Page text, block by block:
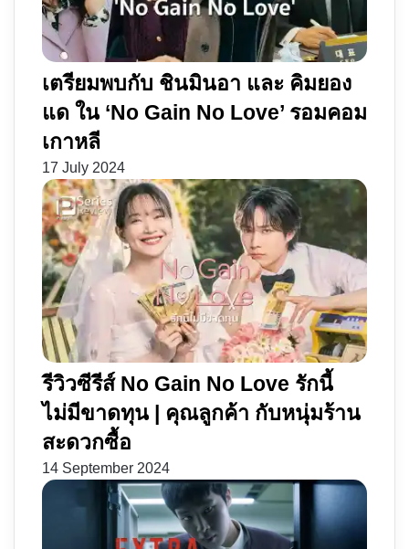
Hotstar
โลก
ใบ
เดิม
เตรียมพบกับ ชินมินอา และ คิมยอง
แด ใน ‘No Gain No Love’ รอมคอม
เกาหลี
17 July 2024
รีวิวซีรีส์ No Gain No Love รักนี้
ไม่มีขาดทุน | คุณลูกค้า กับหนุ่มร้าน
สะดวกซื้อ
14 September 2024